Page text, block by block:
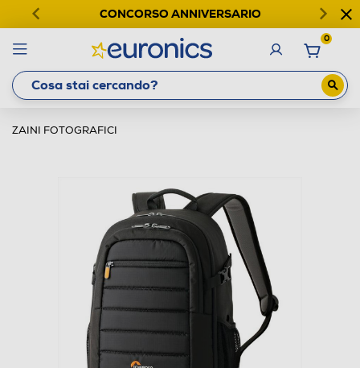
CONCORSO ANNIVERSARIO
0
ZAINI FOTOGRAFICI